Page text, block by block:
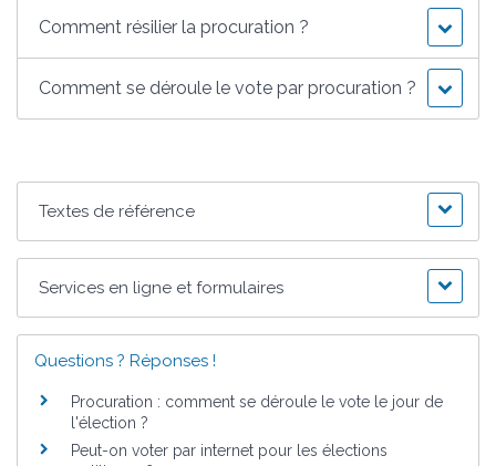
Comment résilier la procuration ?
Comment se déroule le vote par procuration ?
Textes de référence
Services en ligne et formulaires
Questions ? Réponses !
Procuration : comment se déroule le vote le jour de
l'élection ?
Peut-on voter par internet pour les élections